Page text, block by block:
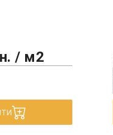
/ м2